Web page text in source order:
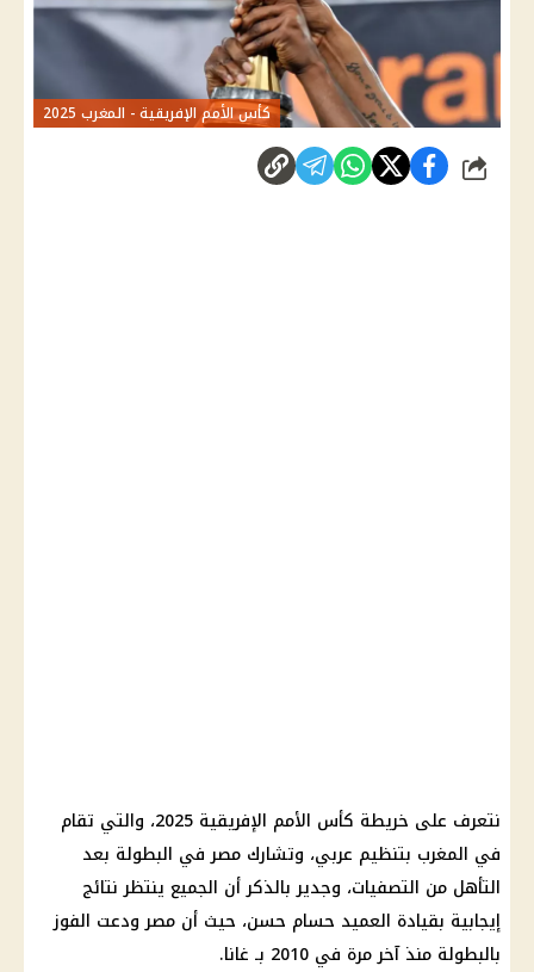
كأس الأمم الإفريقية - المغرب 2025
شارك
نتعرف على خريطة كأس الأمم الإفريقية 2025، والتي تقام
في المغرب بتنظيم عربي، وتشارك مصر في البطولة بعد
التأهل من التصفيات، وجدير بالذكر أن الجميع ينتظر نتائج
إيجابية بقيادة العميد حسام حسن، حيث أن مصر ودعت الفوز
بالبطولة منذ آخر مرة في 2010 بـ غانا.